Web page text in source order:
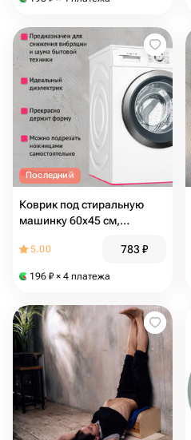
Последний
Коврик под стиральную
машинку 60х45 см,
снижает шум и вибрацию
5.00 783₽
196 ₽ × 4 платежа